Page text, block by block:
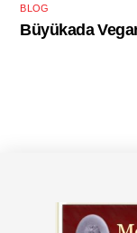
BLOG
Büyükada